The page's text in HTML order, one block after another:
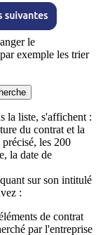
le
exemple les trier
la liste, s'affichent :
du contrat et la
les 200
la date de
sur son intitulé
:
de contrat
par l'entreprise